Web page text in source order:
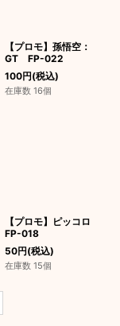
【プロモ】孫悟空：
GT FP-022
100円(税込)
在庫数 16個
【プロモ】ピッコロ
FP-018
50円(税込)
在庫数 15個